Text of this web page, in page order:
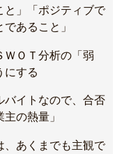
と」「ポジティブで
あること」
ＷＯＴ分析の「弱
にする
バイトなので、合否
の熱量」
、あくまでも主観で